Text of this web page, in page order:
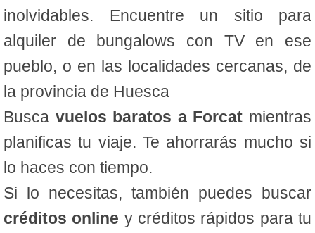
inolvidables. Encuentre un sitio para
alquiler de bungalows con TV en ese
pueblo, o en las localidades cercanas, de
la provincia de Huesca
Busca vuelos baratos a Forcat mientras
planificas tu viaje. Te ahorrarás mucho si
lo haces con tiempo.
Si lo necesitas, también puedes buscar
créditos online y créditos rápidos para tu